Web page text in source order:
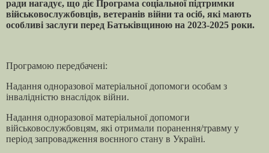
ради нагадує, що діє Програма соціальної підтримки
військовослужбовців, ветеранів війни та осіб, які мають
особливі заслуги перед Батьківщиною на 2023-2025 роки.
Програмою передбачені:
Надання одноразової матеріальної допомоги особам з
інвалідністю внаслідок війни.
Надання одноразової матеріальної допомоги
військовослужбовцям, які отримали поранення/травму у
період запровадження воєнного стану в Україні.